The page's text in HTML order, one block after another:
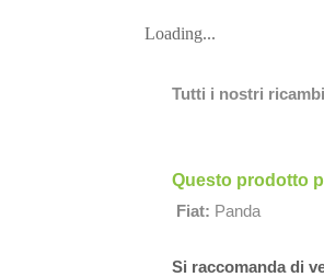
Loading...
Tutti i nostri
Questo prodotto
Fiat: Panda
Si raccomanda di